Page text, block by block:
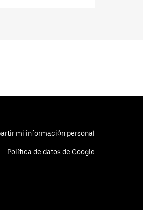
mi información personal
Política de datos de Google